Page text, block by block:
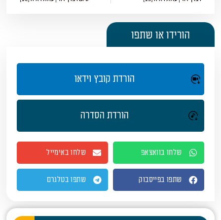
הורידו או שתפו
הורדת קובץ וידאו
הורדת הסדרה
שלחו בוואצאפ שלחו באימייל
שתפו בפייסבוק שתפו בטלגרם